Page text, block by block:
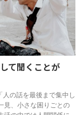
て聞くことが
の話を最後まで集中し
見、小さな困りごとの